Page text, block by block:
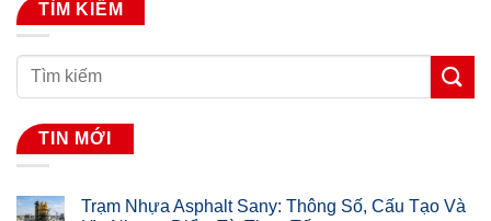
TÌM KIẾM
TIN MỚI
Trạm Nhựa Asphalt Sany: Thông Số, Cấu Tạo Và